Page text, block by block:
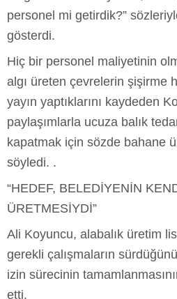
personel mi getirdik?”
gösterdi.
Hiç bir personel maliyetinin
algı üreten çevrelerin şişirme
yayın yaptıklarını kaydeden
paylaşımlarla ucuza balık
kapatmak için sözde bahane
söyledi. .
“HEDEF, BELEDİYENİN
ÜRETMESİYDİ”
Ali Koyuncu, alabalık üretim
gerekli çalışmaların
izin sürecinin
etti.